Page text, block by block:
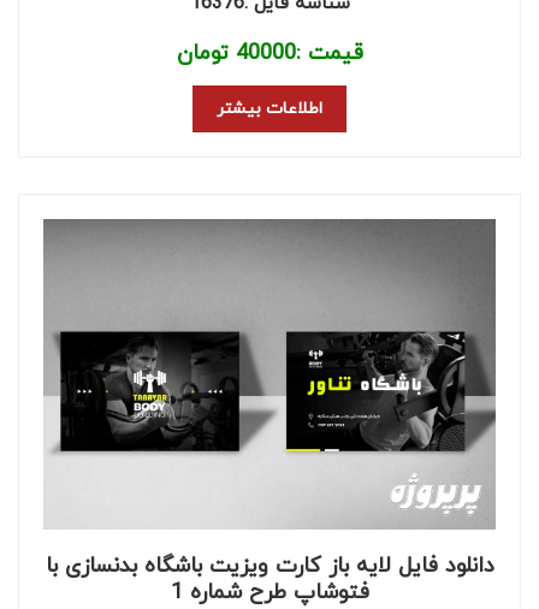
قیمت :40000 تومان
اطلاعات بیشتر
دانلود فایل لایه باز کارت ویزیت باشگاه بدنسازی با
فتوشاپ طرح شماره 1